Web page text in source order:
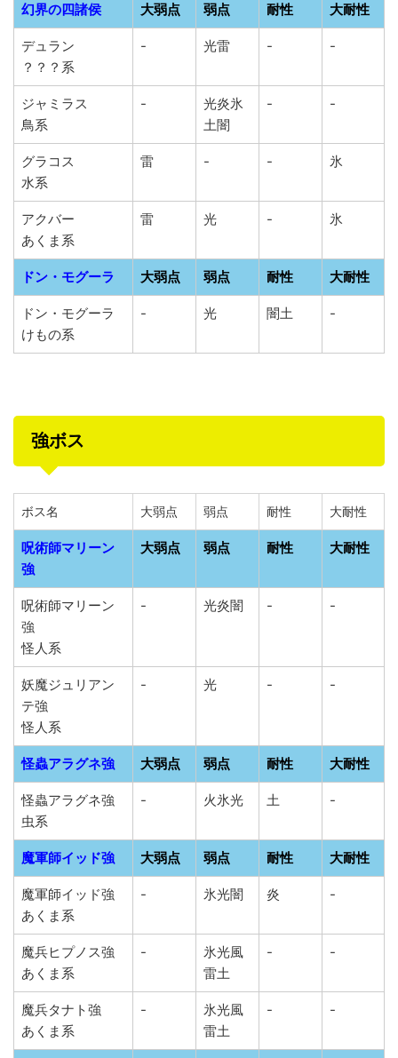
幻界の四諸侯 大弱点 弱点 耐性 大耐性
デュラン
？？？系
- 光雷 - -
ジャミラス
鳥系
-
光炎氷
土闇
- -
グラコス
水系
雷 - - 氷
アクバー
あくま系
雷 光 - 氷
ドン・モグーラ 大弱点 弱点 耐性 大耐性
ドン・モグーラ
けもの系
- 光 闇土 -
強ボス
ボス名 大弱点 弱点 耐性 大耐性
呪術師マリーン
強
大弱点 弱点 耐性 大耐性
呪術師マリーン
強
怪人系
- 光炎闇 - -
妖魔ジュリアン
テ強
怪人系
- 光 - -
怪蟲アラグネ強 大弱点 弱点 耐性 大耐性
怪蟲アラグネ強
虫系
- 火氷光 土 -
魔軍師イッド強 大弱点 弱点 耐性 大耐性
魔軍師イッド強
あくま系
- 氷光闇 炎 -
魔兵ヒプノス強
あくま系
-
氷光風
雷土
- -
魔兵タナト強
あくま系
-
氷光風
雷土
- -